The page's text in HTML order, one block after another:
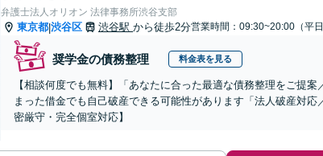
弁護士法人オリオン 法律事務所渋谷支部
東京都|渋谷区 渋谷駅 から徒歩2分営業時間：09:30~20:00（平日
奨学金の債務整理 料金表を見る
【相談何度でも無料】「あなたに合った最適な債務整理をご提
まった借金でも自己破産できる可能性があります「法人破産対
密厳守・完全個室対応】